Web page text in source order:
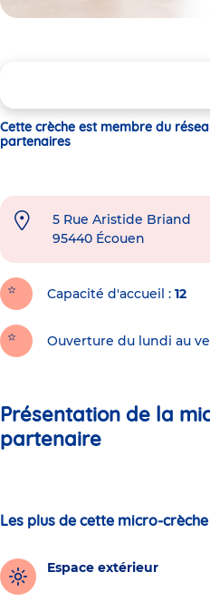
Cette crèche est membre du
partenaires
5 Rue Aristide Briand
95440 Écouen
Capacité d'accueil 12
Ouverture du lundi au
Présentation de la
partenaire
Les plus de cette micro-crèche
Espace extérieur